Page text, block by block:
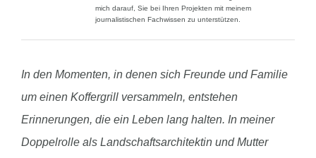
mich darauf, Sie bei Ihren Projekten mit meinem
journalistischen Fachwissen zu unterstützen.
In den Momenten, in denen sich Freunde und Familie
um einen Koffergrill versammeln, entstehen
Erinnerungen, die ein Leben lang halten. In meiner
Doppelrolle als Landschaftsarchitektin und Mutter